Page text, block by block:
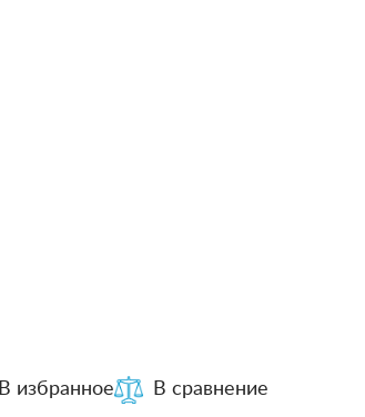
В сравнение
В избранное